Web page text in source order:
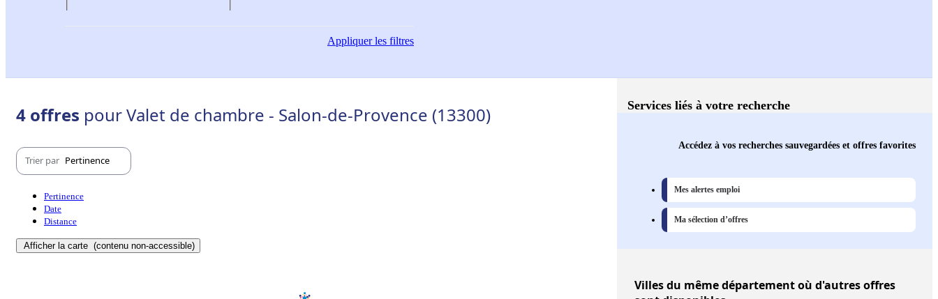
Appliquerles filtres
4 offres pour Valet de chambre - Salon-de-Provence (13300)
Trier par Pertinence
Pertinence
Date
Distance
Afficher la carte (contenu non-accessible)
Services liés à votre recherche
Accédez à vos recherches sauvegardées et offres favorites
Mes alertes emploi
Ma sélection d’offres
Villesdu même département où d'autres offres